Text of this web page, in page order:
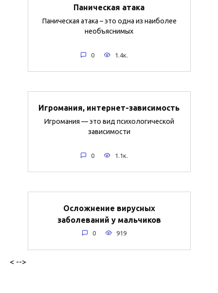
Паническая атака
Паническая атака – это одна из наиболее
необъяснимых
0 1.4к.
Игромания, интернет-зависимость
Игромания — это вид психологической
зависимости
0 1.1к.
Осложнение вирусных
заболеваний у мальчиков
0 919
< -->